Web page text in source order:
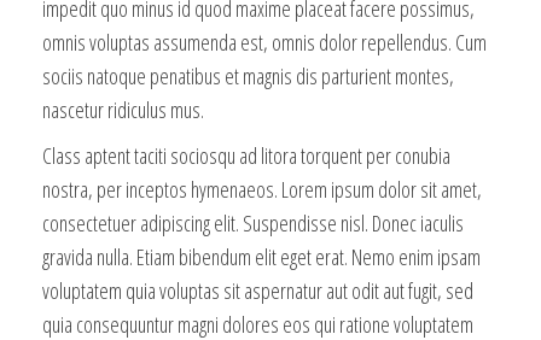
impedit quo minus id quod maxime placeat facere possimus,
omnis voluptas assumenda est, omnis dolor repellendus. Cum
sociis natoque penatibus et magnis dis parturient montes,
nascetur ridiculus mus.
Class aptent taciti sociosqu ad litora torquent per conubia
nostra, per inceptos hymenaeos. Lorem ipsum dolor sit amet,
consectetuer adipiscing elit. Suspendisse nisl. Donec iaculis
gravida nulla. Etiam bibendum elit eget erat. Nemo enim ipsam
voluptatem quia voluptas sit aspernatur aut odit aut fugit, sed
quia consequuntur magni dolores eos qui ratione voluptatem